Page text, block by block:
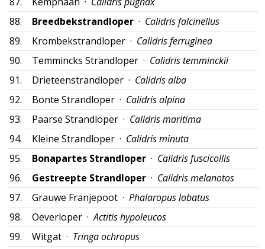
88.
Breedbekstrandloper · Calidris falcinellus
89.
Krombekstrandloper · Calidris ferruginea
90.
Temmincks Strandloper · Calidris temminckii
91.
Drieteenstrandloper · Calidris alba
92.
Bonte Strandloper · Calidris alpina
93.
Paarse Strandloper · Calidris maritima
94.
Kleine Strandloper · Calidris minuta
95.
Bonapartes Strandloper · Calidris fuscicollis
96.
Gestreepte Strandloper · Calidris melanotos
97.
Grauwe Franjepoot · Phalaropus lobatus
98.
Oeverloper ·Actitis hypoleucos
99.
Witgat · Tringa ochropus